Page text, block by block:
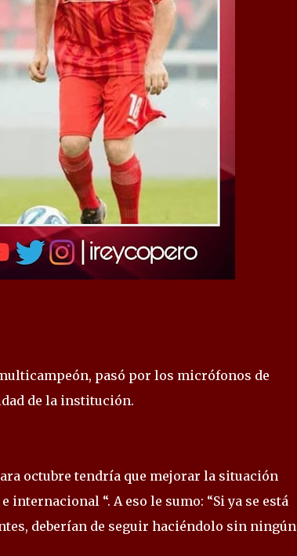
pasó por los micrófonos de
de la institución.
octubre tendría que mejorar la situación
“. A eso le sumo: “Si ya se está
deberían de seguir haciéndolo sin ningún